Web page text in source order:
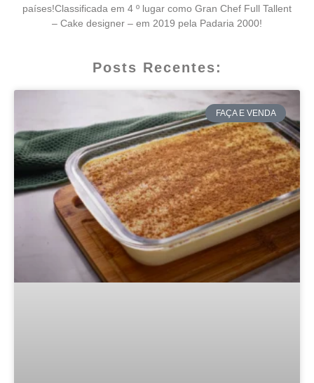
países!Classificada em 4 º lugar como Gran Chef Full Tallent
– Cake designer – em 2019 pela Padaria 2000!
Posts Recentes:
FAÇA E VENDA